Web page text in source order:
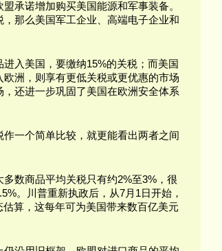
承诺增加购买美国能源和军事装备。
那么美国军工企业、高端电子企业和
入美国，要缴纳15%的关税；而美国
洲，则享有更低关税或更优惠的市场
还进一步巩固了美国在欧洲安全体系
一个简单比较，就更能看出两者之间
数商品平均关税只有约2%至3%，很
。川普重新执政后，从7月1日开始，
算，这每年可为美国带来数百亿美元